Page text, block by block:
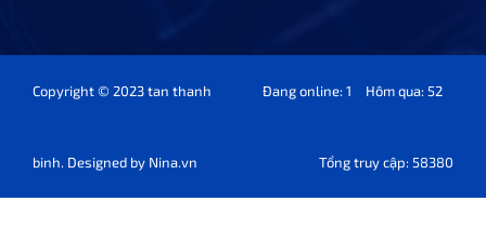
Copyright © 2023 tan thanh
binh. Designed by Nina.vn
Đang online: 1 Hôm qua: 52
Tổng truy cập: 58380